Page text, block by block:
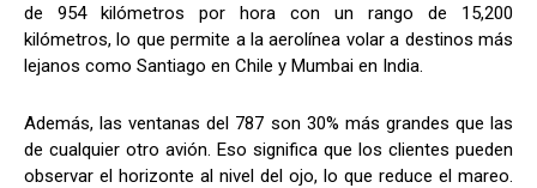
de 954 kilómetros por hora con un rango de 15,200
kilómetros, lo que permite a la aerolínea volar a destinos más
lejanos como Santiago en Chile y Mumbai en India.
Además, las ventanas del 787 son 30% más grandes que las
de cualquier otro avión. Eso significa que los clientes pueden
observar el horizonte al nivel del ojo, lo que reduce el mareo.